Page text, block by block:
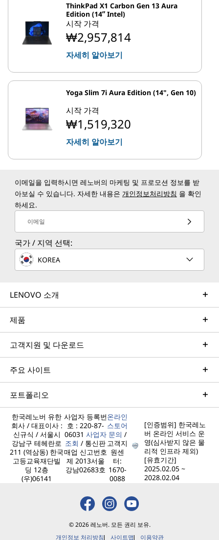
ThinkPad X1 Carbon Gen 13 Aura
Edition (14ʺ Intel)
시작 가격
₩2,957,814
자세히 알아보기
Yoga Slim 7i Aura Edition (14", Gen 10)
시작 가격
₩1,519,320
자세히 알아보기
이메일을 입력하시면 레노버의 마케팅 및 프로모션 정보를 받
아보실 수 있습니다. 자세한 내용은 개인정보처리방침 을 확인
하세요.
이메일
국가 / 지역 선택:
KOREA
LENOVO 소개
제품
고객지원 및 다운로드
주요 사이트
포트폴리오
한국레노버 유한
회사 / 대표이사 :
신규식 / 서울시
강남구 테헤란로
211 (역삼동) 한국
고등교육재단빌
딩 12층
(우)06141
사업자 등록번
호 : 220-87-
06031 사업자
조회 / 통신판
매업 신고번호
제 2013서울
강남02683호
온라인
스토어
문의 /
고객지
원센
터:
1670-
0088
[인증범위] 한국레노
버 온라인 서비스 운
영(심사받지 않은 물
리적 인프라 제외)
[유효기간]
2025.02.05 ~
2028.02.04
© 2026 레노버. 모든 권리 보유.
개인정보 처리방침
사이트맵 이용약관